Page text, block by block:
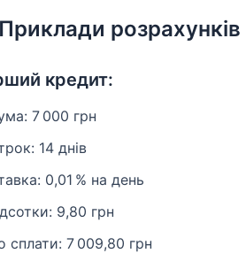
Приклади розрахунків
кредит:
7 000 грн
14 днів
0,01 % на день
9,80 грн
сплати: 7 009,80 грн